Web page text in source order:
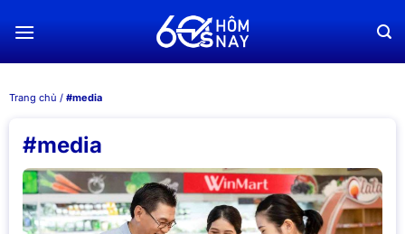
đến
Trang chủ / #media
#media